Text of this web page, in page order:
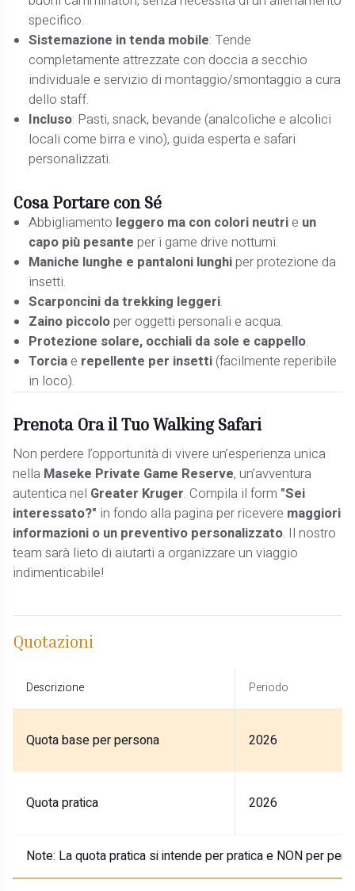
specifico.
Sistemazione in tenda mobile: Tende
completamente attrezzate con doccia a secchio
individuale e servizio di montaggio/smontaggio a cura
dello staff.
Incluso: Pasti, snack, bevande (analcoliche e alcolici
locali come birra e vino), guida esperta e safari
personalizzati.
Cosa Portare con Sé
Abbigliamento leggero ma con colori neutrie un
capo più pesante per i game drive notturni.
Maniche lunghe e pantaloni lunghiper protezione da
insetti.
Scarponcini da trekking leggeri.
Zaino piccoloper oggetti personali e acqua.
Protezione solare, occhiali da sole e cappello.
Torciae repellente per insetti (facilmente reperibile
in loco).
Prenota Ora il Tuo Walking Safari
Non perdere l’opportunità di vivere un’esperienza unica
nella Maseke Private Game Reserve, un’avventura
autentica nel Greater Kruger. Compila il form "Sei
interessato?" in fondo alla pagina per ricevere maggiori
informazioni o un preventivo personalizzato. Il nostro
team sarà lieto di aiutarti a organizzare un viaggio
indimenticabile!
Quotazioni
Descrizione Periodo
Quota base per persona 2026
Quota pratica 2026
Note: La quota pratica si intende per pratica e NON per